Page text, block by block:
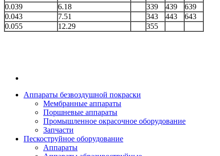
0.039
6.18 339 439
639
0.043
7.51 343 443
643
0.055
12.29 355
Аппараты безвоздушной покраски
Мембранные аппараты
Поршневые аппараты
Промышленное окрасочное оборудование
Запчасти
Пескоструйное оборудование
Аппараты